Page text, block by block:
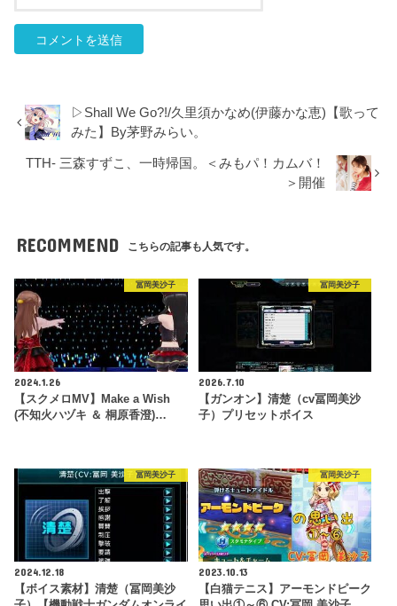
▷Shall We Go?!/久里須かなめ(伊藤かな恵)【歌って
みた】By茅野みらい。
TTH- 三森すずこ、一時帰国。＜みもパ！カムバ！
＞開催
RECOMMEND こちらの記事も人気です。
冨岡美沙子
2024.1.26
【スクメロMV】Make a Wish
(不知火ハヅキ ＆ 桐原香澄)…
冨岡美沙子
2026.7.10
【ガンオン】清楚（cv冨岡美沙
子）プリセットボイス
冨岡美沙子
2024.12.18
【ボイス素材】清楚（冨岡美沙
冨岡美沙子
2023.10.13
【白猫テニス】アーモンドピーク